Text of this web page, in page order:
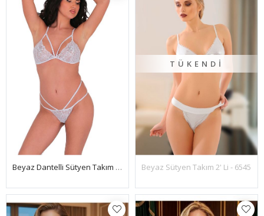
Beyaz Dantelli Sütyen Takım 2' Li - 863
TÜKENDI
Beyaz Sütyen Takım 2' Li - 6545